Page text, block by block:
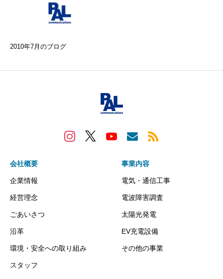
2010年7月のブログ
会社概要
企業情報
経営理念
ごあいさつ
沿革
環境・安全への取り組み
スタッフ
事業内容
電気・通信工事
電波障害調査
太陽光発電
EV充電設備
その他の事業